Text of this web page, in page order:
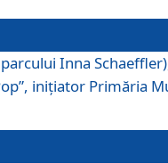
Inna
iniţiator Primăria